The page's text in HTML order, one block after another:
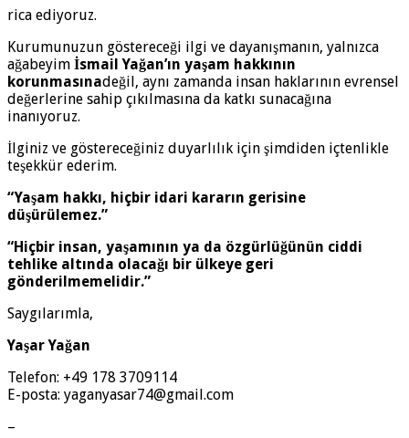
rica ediyoruz.
Kurumunuzun göstereceği ilgi ve dayanışmanın, yalnızca
ağabeyim İsmail Yağan’ın yaşam hakkının
korunmasınadeğil, aynı zamanda insan haklarının evrensel
değerlerine sahip çıkılmasına da katkı sunacağına
inanıyoruz.
İlginiz ve göstereceğiniz duyarlılık için şimdiden içtenlikle
teşekkür ederim.
“Yaşam hakkı, hiçbir idari kararın gerisine
düşürülemez.”
“Hiçbir insan, yaşamının ya da özgürlüğünün ciddi
tehlike altında olacağı bir ülkeye geri
gönderilmemelidir.”
Saygılarımla,
Yaşar Yağan
Telefon: +49 178 3709114
E-posta: yaganyasar74@gmail.com
–